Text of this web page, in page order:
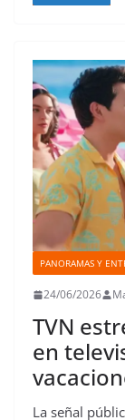
PANORAMAS Y
24/06/2026
TVN
en
La señal